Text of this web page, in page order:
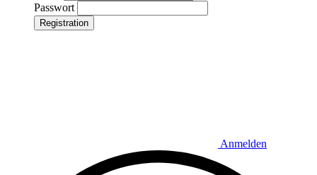
Passwort
Registration
Anmelden